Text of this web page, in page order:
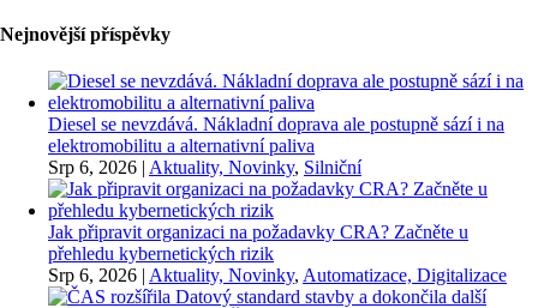
Nejnovější příspěvky
Diesel se nevzdává. Nákladní doprava ale postupně sází i na
elektromobilitu a alternativní paliva
Srp 6, 2026 | Aktuality, Novinky, Silniční
Jak připravit organizaci na požadavky CRA? Začněte u
přehledu kybernetických rizik
Srp 6, 2026 | Aktuality, Novinky, Automatizace, Digitalizace